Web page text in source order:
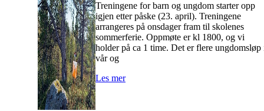
Treningene for barn og ungdom starter opp
igjen etter påske (23. april). Treningene
arrangeres på onsdager fram til skolenes
sommerferie. Oppmøte er kl 1800, og vi
holder på ca 1 time. Det er flere ungdomsløp
vår og
Les mer